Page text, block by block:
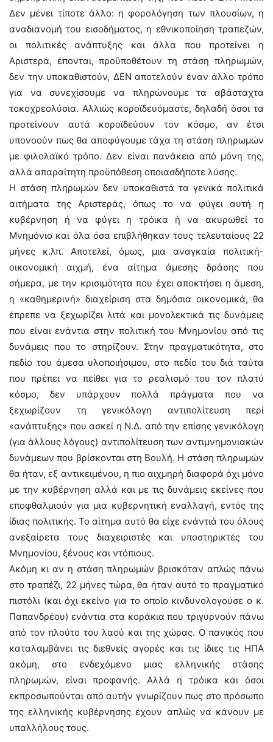
Δεν μένει τίποτε άλλο: η φορολόγηση των πλουσίων, η
αναδιανομή του εισοδήματος, η εθνικοποίηση τραπεζών,
οι πολιτικές ανάπτυξης και άλλα που προτείνει η
Αριστερά, έπονται, προϋποθέτουν τη στάση πληρωμών,
δεν την υποκαθιστούν, ΔΕΝ αποτελούν έναν άλλο τρόπο
για να συνεχίσουμε να πληρώνουμε τα αβάσταχτα
τοκοχρεολύσια. Αλλιώς κοροϊδευόμαστε, δηλαδή όσοι τα
προτείνουν αυτά κοροϊδεύουν τον κόσμο, αν έτσι
υπονοούν πως θα αποφύγουμε τάχα τη στάση πληρωμών
με φιλολαϊκό τρόπο. Δεν είναι πανάκεια από μόνη της,
αλλά απαραίτητη προϋπόθεση οποιασδήποτε λύσης.
Η στάση πληρωμών δεν υποκαθιστά τα γενικά πολιτικά
αιτήματα της Αριστεράς, όπως το να φύγει αυτή η
κυβέρνηση ή να φύγει η τρόικα ή να ακυρωθεί το
Μνημόνιο και όλα όσα επιβλήθηκαν τους τελευταίους 22
μήνες κ.λπ. Αποτελεί, όμως, μια αναγκαία πολιτική-
οικονομική αιχμή, ένα αίτημα άμεσης δράσης που
σήμερα, με την κρισιμότητα που έχει αποκτήσει η άμεση,
η «καθημερινή» διαχείριση στα δημόσια οικονομικά, θα
έπρεπε να ξεχωρίζει λιτά και μονολεκτικά τις δυνάμεις
που είναι ενάντια στην πολιτική του Μνημονίου από τις
δυνάμεις που το στηρίζουν. Στην πραγματικότητα, στο
πεδίο του άμεσα υλοποιήσιμου, στο πεδίο του διά ταύτα
που πρέπει να πείθει για το ρεαλισμό του τον πλατύ
κόσμο, δεν υπάρχουν πολλά πράγματα που να
ξεχωρίζουν τη γενικόλογη αντιπολίτευση περί
«ανάπτυξης» που ασκεί η Ν.Δ. από την επίσης γενικόλογη
(για άλλους λόγους) αντιπολίτευση των αντιμνημονιακών
δυνάμεων που βρίσκονται στη Βουλή. Η στάση πληρωμών
θα ήταν, εξ αντικειμένου, η πιο αιχμηρή διαφορά όχι μόνο
με την κυβέρνηση αλλά και με τις δυνάμεις εκείνες που
εποφθαλμιούν για μια κυβερνητική εναλλαγή, εντός της
ίδιας πολιτικής. Το αίτημα αυτό θα είχε ενάντιά του όλους
ανεξαίρετα τους διαχειριστές και υποστηρικτές του
Μνημονίου, ξένους και ντόπιους.
Ακόμη κι αν η στάση πληρωμών βρισκόταν απλώς πάνω
στο τραπέζι, 22 μήνες τώρα, θα ήταν αυτό το πραγματικό
πιστόλι (και όχι εκείνο για το οποίο κινδυνολογούσε ο κ.
Παπανδρέου) ενάντια στα κοράκια που τριγυρνούν πάνω
από τον πλούτο του λαού και της χώρας. Ο πανικός που
καταλαμβάνει τις διεθνείς αγορές και τις ίδιες τις ΗΠΑ
ακόμη, στο ενδεχόμενο μιας ελληνικής στάσης
πληρωμών, είναι προφανής. Αλλά η τρόικα και όσοι
εκπροσωπούνται από αυτήν γνωρίζουν πως στο πρόσωπο
της ελληνικής κυβέρνησης έχουν απλώς να κάνουν με
υπαλλήλους τους.